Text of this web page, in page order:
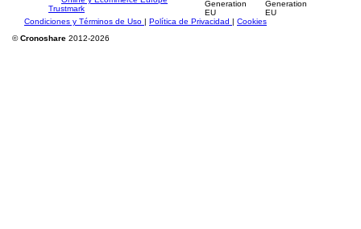
Condiciones y Términos de Uso | Política de Privacidad | Cookies
©Cronoshare 2012-2026